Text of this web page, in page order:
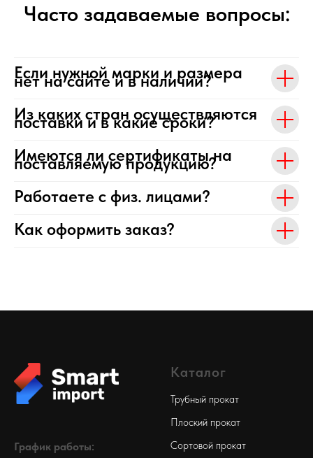
Часто задаваемые вопросы:
Если нужной марки и размера
нет на сайте и в наличии?
Из каких стран осуществляются
поставки и в какие сроки?
Имеются ли сертификаты на
поставляемую продукцию?
Работаете с физ. лицами?
Как оформить заказ?
График работы:
Каталог
Трубный прокат
Плоский прокат
Сортовой прокат